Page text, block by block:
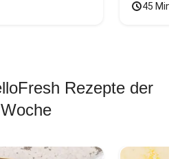
45
Rezepte der
Woche